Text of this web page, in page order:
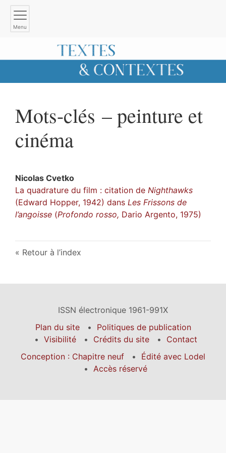
Menu
Mots-clés – peinture et
cinéma
Nicolas Cvetko
La quadrature du film : citation de Nighthawks
(Edward Hopper, 1942) dans Les Frissons de
l’angoisse (Profondo rosso, Dario Argento, 1975)
Retour à l’index
ISSN électronique 1961-991X
Plan du site
Politiques de publication
Visibilité
Crédits du site
Contact
Conception : Chapitre neuf
Édité avec Lodel
Accès réservé